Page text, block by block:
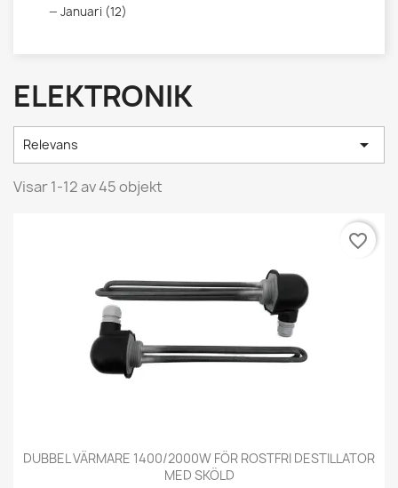
Januari (12)
ELEKTRONIK
Relevans 
Visar 1-12 av 45 objekt
DUBBEL VÄRMARE 1400/2000W FÖR ROSTFRI DESTILLATOR
MED SKÖLD
favorite_border